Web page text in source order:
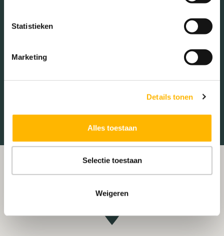
Statistieken
Marketing
Details tonen
Alles toestaan
Selectie toestaan
Weigeren
Restaurant